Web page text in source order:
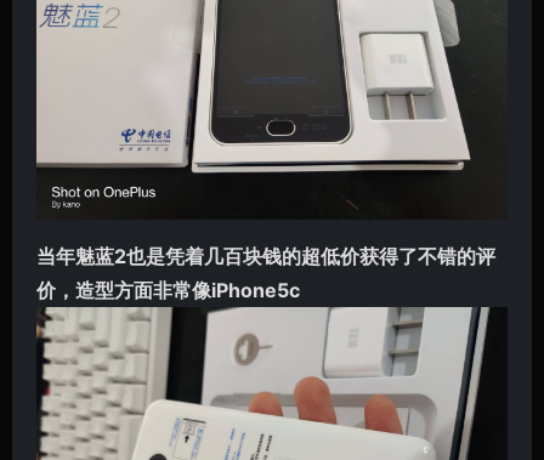
当年魅蓝2也是凭着几百块钱的超低价获得了不错的评
价，造型方面非常像iPhone5c